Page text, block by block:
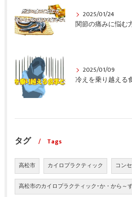
2025/01/24
2025/01/09
冷えを乗り越える
タグ Tags
高松市 カイロプラクティック コン
高松市のカイロプラクティック･か・から～